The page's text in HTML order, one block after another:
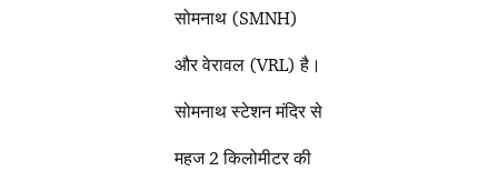
सोमनाथ (SMNH)
और वेरावल (VRL) है।
सोमनाथ स्टेशन मंदिर से
महज 2 किलोमीटर की